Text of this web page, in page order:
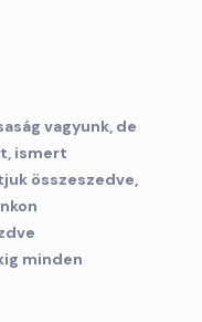
vagyunk, de
ismert
összeszedve,
minden